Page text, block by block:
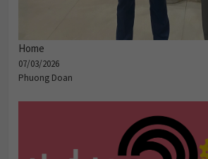
Home
07/03/2026
Phuong Doan